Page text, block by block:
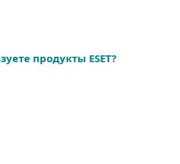
продукты ESET?